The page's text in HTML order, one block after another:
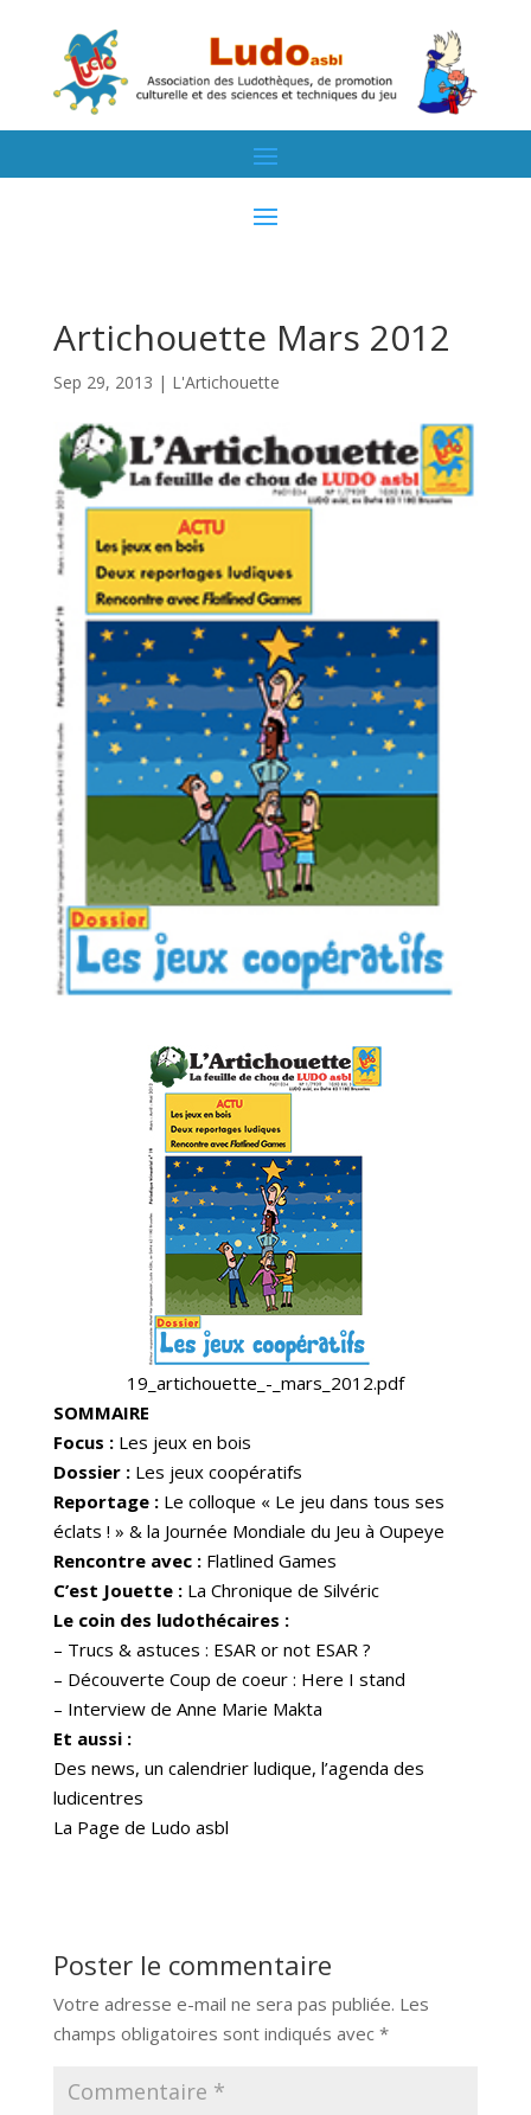
Artichouette Mars 2012
Sep 29, 2013 | L'Artichouette
19_artichouette_-_mars_2012.pdf
SOMMAIRE
Focus :Les jeux en bois
Dossier :Les jeux coopératifs
Reportage :Le colloque « Le jeu dans tous ses
éclats ! » & la Journée Mondiale du Jeu à Oupeye
Rencontre avec : Flatlined Games
C’est Jouette :La Chronique de Silvéric
Le coin des ludothécaires :
– Trucs & astuces : ESAR or not ESAR ?
– Découverte Coup de coeur : Here I stand
– Interview de Anne Marie Makta
Et aussi :
Des news, un calendrier ludique, l’agenda des
ludicentres
La Page de Ludo asbl
Poster le commentaire
Votre adresse e-mail ne sera pas publiée. Les
champs obligatoires sont indiqués avec *